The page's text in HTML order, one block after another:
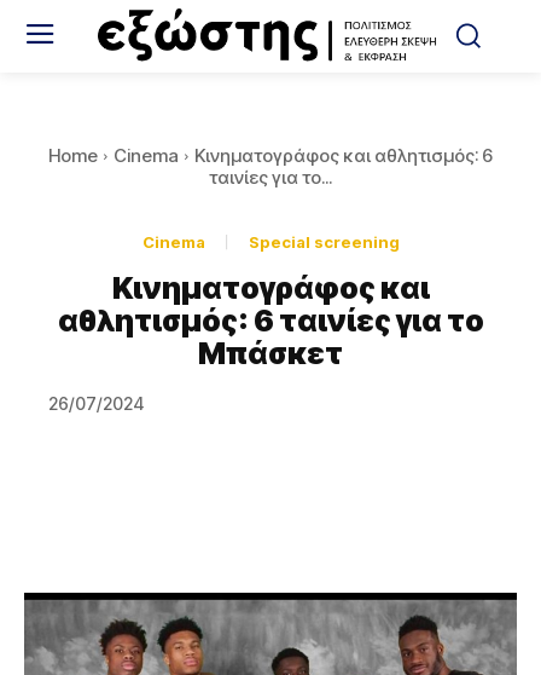
Home Cinema
Κινηματογράφος και αθλητισμός: 6
ταινίες για το...
Cinema Special screening
Κινηματογράφος και
αθλητισμός: 6 ταινίες για το
Μπάσκετ
26/07/2024